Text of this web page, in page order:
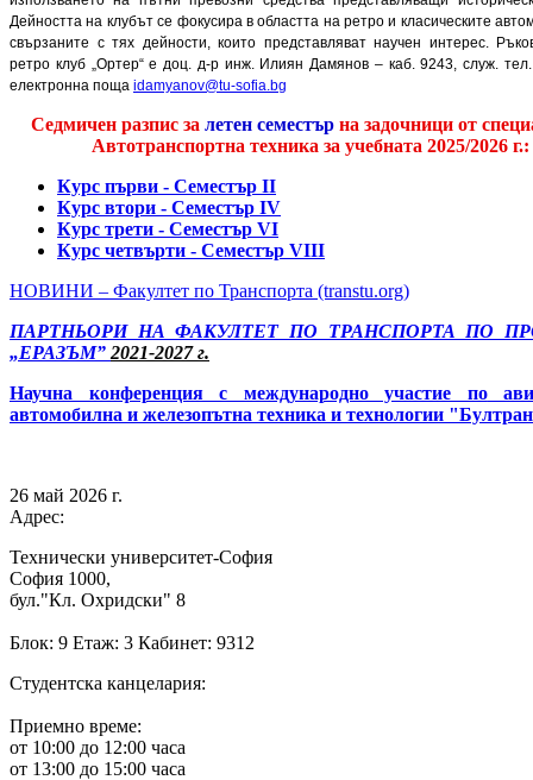
Дейността на клубът се фокусира в областта на ретро и класическите
свързаните с тях дейности, които представляват научен интерес.
ретро клуб „Ортер“ е доц. д-р инж. Илиян Дамянов – каб. 9243, служ.
електронна поща idamyanov@tu-sofia.bg
Седмичен разпис за летен семестър на задочници от
Автотранспортна техника за учебната 2025/2026 г.:
Курс първи - Семестър II
Курс втори - Семестър IV
Курс трети - Семестър VI
Курс четвърти - Семестър VIII
НОВИНИ – Факултет по Транспорта (transtu.org)
ПАРТНЬОРИ НА ФАКУЛТЕТ ПО ТРАНСПОРТА ПО
„ЕРАЗЪМ” 2021-2027 г.
Научна конференция с международно участие по
автомобилна и железопътна техника и технологии
26 май 2026 г.
Адрес:
Технически университет-София
София 1000,
бул."Кл. Охридски" 8
Блок: 9 Етаж: 3 Кабинет: 9312
Студентска канцелария:
Приемно време:
от 10:00 до 12:00 часа
от 13:00 до 15:00 часа